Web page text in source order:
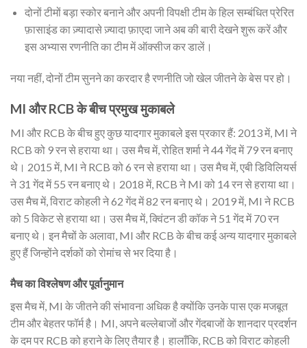
दोनों टीमों बड़ा स्कोर बनाने और अपनी विपक्षी टीम के हिल सम्बंधित प्रेरित
फ़ासाइंड का ज़्यादासे ज़्यादा फ़ाएदा जाने अब की बारी देखने शुरू करें और
इस अभ्यास रणनीति का टीम में ऑक्सीज कर डालें।
नया नहीं, दोनों टीम सुनने का करदार है रणनीति जो खेल जीतने के बेस पर हो।
MI और RCB के बीच प्रमुख मुकाबले
MI और RCB के बीच हुए कुछ यादगार मुकाबले इस प्रकार हैं: 2013 में, MI ने
RCB को 9 रन से हराया था। उस मैच में, रोहित शर्मा ने 44 गेंद में 79 रन बनाए
थे। 2015 में, MI ने RCB को 6 रन से हराया था। उस मैच में, एबी डिविलियर्स
ने 31 गेंद में 55 रन बनाए थे। 2018 में, RCB ने MI को 14 रन से हराया था।
उस मैच में, विराट कोहली ने 62 गेंद में 82 रन बनाए थे। 2019 में, MI ने RCB
को 5 विकेट से हराया था। उस मैच में, क्विंटन डी कॉक ने 51 गेंद में 70 रन
बनाए थे। इन मैचों के अलावा, MI और RCB के बीच कई अन्य यादगार मुकाबले
हुए हैं जिन्होंने दर्शकों को रोमांच से भर दिया है।
मैच का विश्लेषण और पूर्वानुमान
इस मैच में, MI के जीतने की संभावना अधिक है क्योंकि उनके पास एक मजबूत
टीम और बेहतर फॉर्म है। MI, अपने बल्लेबाजों और गेंदबाजों के शानदार प्रदर्शन
के दम पर RCB को हराने के लिए तैयार है। हालाँकि, RCB को विराट कोहली